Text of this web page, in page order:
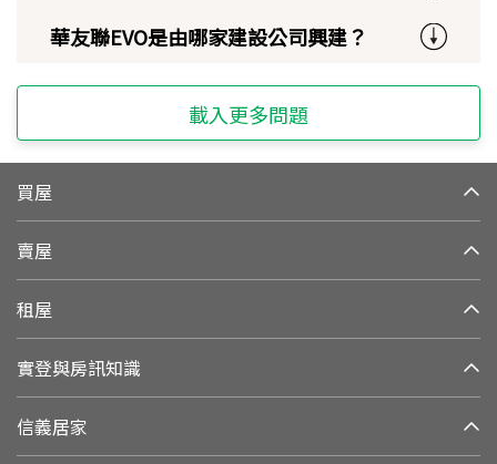
華友聯EVO是由哪家建設公司興建？
載入更多問題
買屋
賣屋
租屋
實登與房訊知識
信義居家